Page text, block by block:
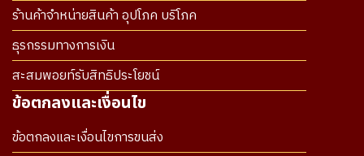
ร้านค้าจำหน่ายสินค้า อุปโภค บริโภค
ธุรกรรมทางการเงิน
สะสมพอยท์รับสิทธิประโยชน์
ข้อตกลงและเงื่อนไข
ข้อตกลงและเงื่อนไขการขนส่ง